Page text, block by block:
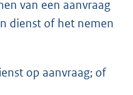
van een aanvraag
dienst of het nemen
op aanvraag; of